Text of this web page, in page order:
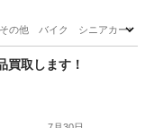
の他 バイク シニアカーな
買取します！